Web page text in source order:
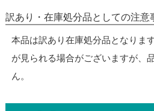
訳あり・在庫処分品としての注意
本品は訳あり在庫処分品となりま
が見られる場合がございますが、
ん。